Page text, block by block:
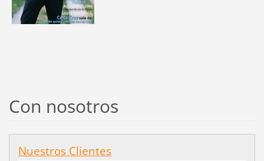
Con nosotros
Nuestros Clientes